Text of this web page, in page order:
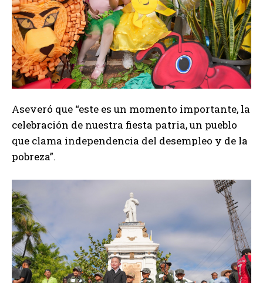
Aseveró que “este es un momento importante, la
celebración de nuestra fiesta patria, un pueblo
que clama independencia del desempleo y de la
pobreza”.